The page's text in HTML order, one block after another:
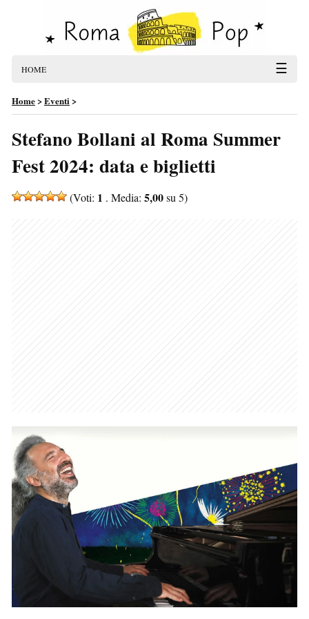
HOME ☰
Home>Eventi>
Stefano Bollani al Roma Summer
Fest 2024: data e biglietti
(Voti: 1 . Media: 5,00su 5)